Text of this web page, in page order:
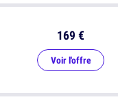
169 €
Voir l'offre